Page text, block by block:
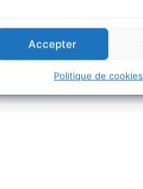
Accepter
Politique de cookies